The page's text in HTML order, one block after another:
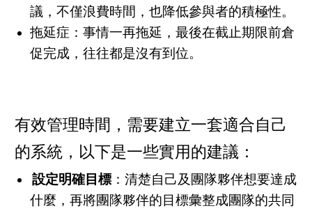
議，不僅浪費時間，也降低參與者的積極性。
拖延症：事情一再拖延，最後在截止期限前倉
促完成，往往都是沒有到位。
有效管理時間，需要建立一套適合自己
的系統，以下是一些實用的建議：
設定明確目標 ：清楚自己及團隊夥伴想要達成
什麼，再將團隊夥伴的目標彙整成團隊的共同